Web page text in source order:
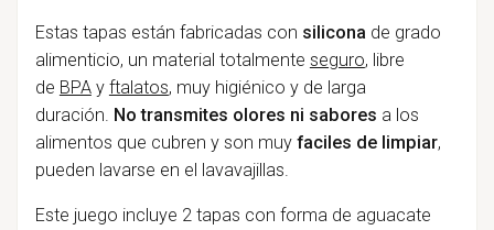
Estas tapas están fabricadas con silicona de grado
alimenticio, un material totalmente seguro, libre
de BPAy ftalatos, muy higiénico y de larga
duración. No transmites olores ni sabores a los
alimentos que cubren y son muy faciles de limpiar,
pueden lavarse en el lavavajillas.
Este juego incluye 2 tapas con forma de aguacate